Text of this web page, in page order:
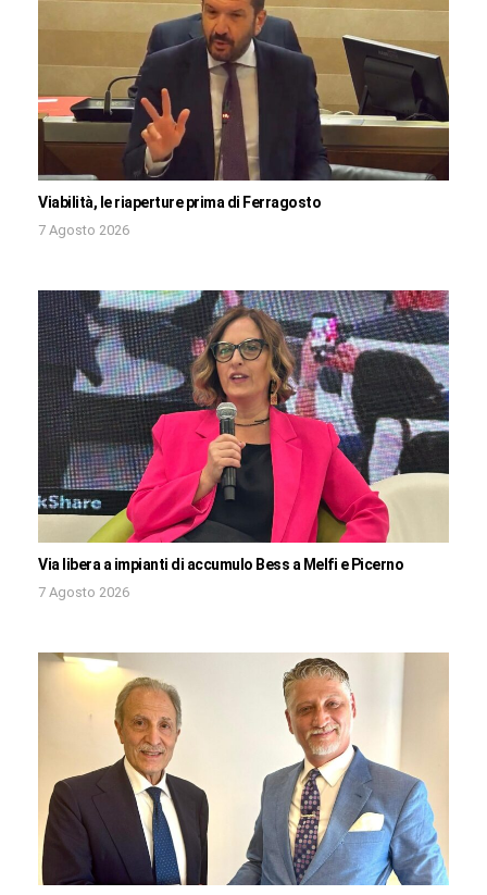
Viabilità, le riaperture prima di Ferragosto
7 Agosto 2026
Via libera a impianti di accumulo Bess a Melfi e Picerno
7 Agosto 2026